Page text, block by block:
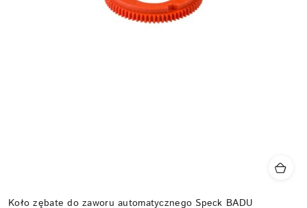
Koło zębate do zaworu automatycznego Speck BADU